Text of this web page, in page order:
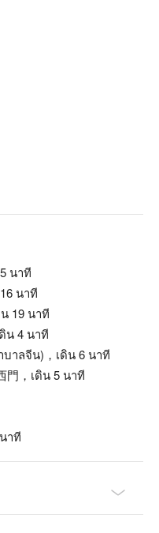
นาที
นาที
19 นาที
น 4 นาที
าลจีน)，เดิน 6 นาที
門，เดิน 5 นาที
าที